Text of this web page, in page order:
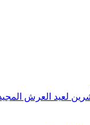
لعيد العرش